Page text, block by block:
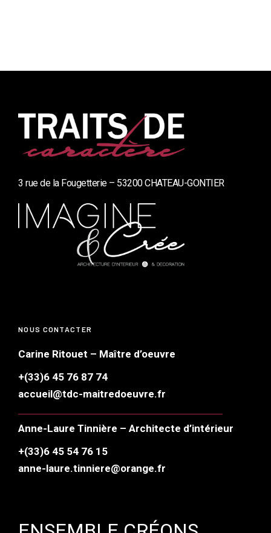
3 rue de la Fougetterie – 53200 CHATEAU-GONTIER
NOUS CONTACTER
Carine Ritouet – Maître d’oeuvre
+(33)6 45 76 87 74
accueil@tdc-maitredoeuvre.fr
Anne-Laure Tinnière – Architecte d’intérieur
+(33)6 45 54 76 15
anne-laure.tinniere@orange.fr